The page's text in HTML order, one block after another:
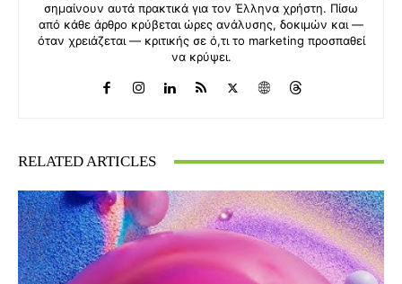
σημαίνουν αυτά πρακτικά για τον Έλληνα χρήστη. Πίσω
από κάθε άρθρο κρύβεται ώρες ανάλυσης, δοκιμών και —
όταν χρειάζεται — κριτικής σε ό,τι το marketing προσπαθεί
να κρύψει.
RELATED ARTICLES